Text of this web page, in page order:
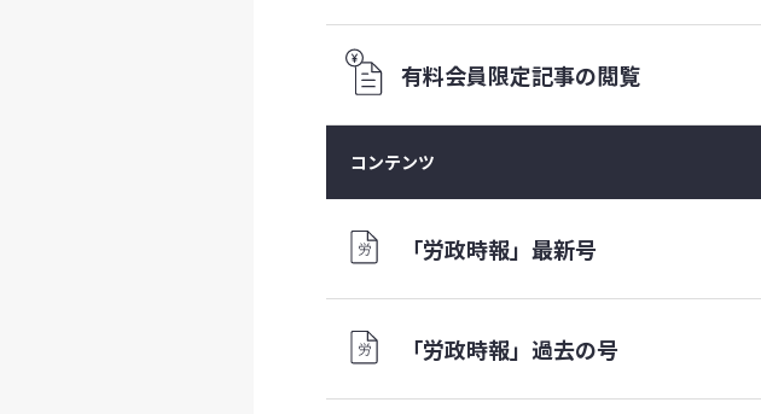
有料会員限定記事の閲覧
コンテンツ
「労政時報」 最新号
「労政時報」 過去の号